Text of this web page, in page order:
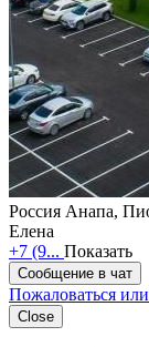
Россия Анапа,
Елена
+7 (9... Показать
Сообщение в чат
Пожаловаться
Close